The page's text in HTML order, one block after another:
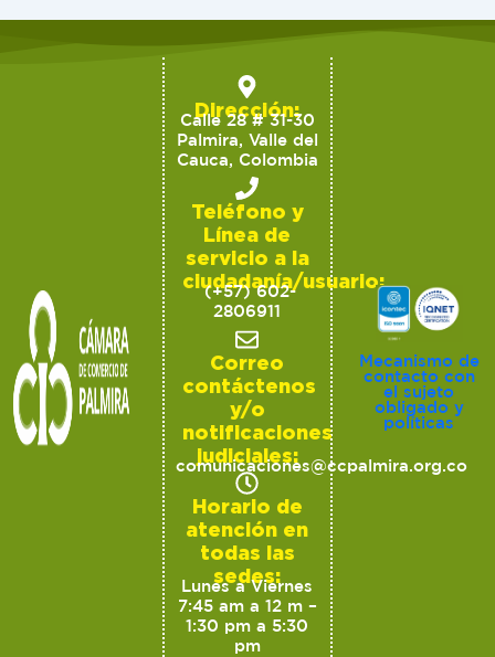
Dirección:
Calle 28 # 31-30
Palmira, Valle del
Cauca, Colombia
Teléfono y
Línea de
servicio a la
ciudadanía/usuario:
(+57) 602-
2806911
Correo
contáctenos
y/o
notificaciones
judiciales:
comunicaciones@ccpalmira.org.co
Horario de
atención en
todas las
sedes:
Lunes a Viernes
7:45 am a 12 m –
1:30 pm a 5:30
pm
Mecanismo de
contacto con
el sujeto
obligado y
políticas